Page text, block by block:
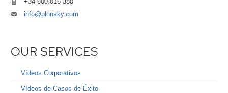
info@plonsky.com
OUR SERVICES
Vídeos Corporativos
Vídeos de Casos de Éxito